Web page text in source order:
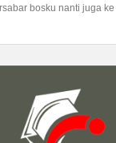
bosku nanti juga